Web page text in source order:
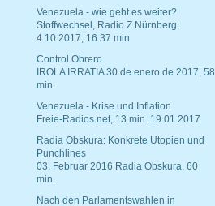
Venezuela - wie geht es weiter?
Stoffwechsel, Radio Z Nürnberg,
4.10.2017, 16:37 min
Control Obrero
IROLA IRRATIA 30 de enero de 2017, 58
min.
Venezuela - Krise und Inflation
Freie-Radios.net, 13 min. 19.01.2017
Radia Obskura: Konkrete Utopien und
Punchlines
03. Februar 2016 Radia Obskura, 60
min.
Nach den Parlamentswahlen in